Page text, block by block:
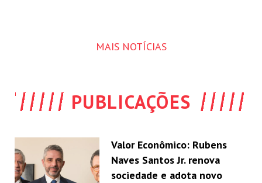
MAIS NOTÍCIAS
PUBLICAÇÕES
Valor Econômico: Rubens
Naves Santos Jr. renova
sociedade e adota novo